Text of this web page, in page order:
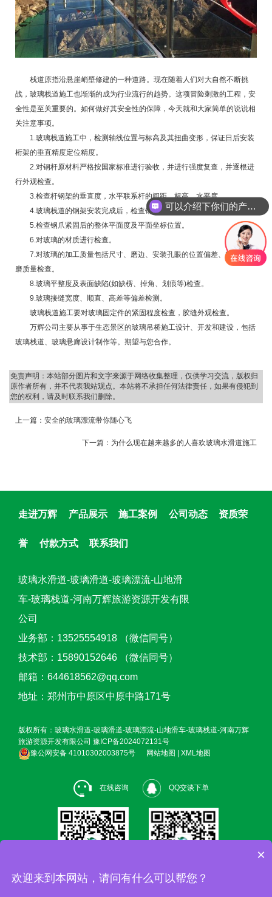
栈道原指沿悬崖峭壁修建的一种道路。现在随着人们对大自然不断挑
战，玻璃栈道施工也渐渐的成为行业流行的趋势。这项冒险刺激的工程，安
全性是至关重要的。如何做好其安全性的保障，今天就和大家简单的说说相
关注意事项。
1.玻璃栈道施工中，检测轴线位置与标高及其扭曲变形，保证日后安装
桁架的垂直精度定位精度。
2.对钢杆原材料严格按国家标准进行验收，并进行强度复查，并逐根进
行外观检查。
3.检查杆钢架的垂直度，水平联系杆的间距、标高、水平度。
4.玻璃栈道的钢架安装完成后，检查钢架整体平面度。
5.检查钢爪紧固后的整体平面度及平面坐标位置。
6.对玻璃的材质进行检查。
7.对玻璃的加工质量包括尺寸、磨边、安装孔眼的位置偏差、精度及研
磨质量检查。
8.玻璃平整度及表面缺陷(如缺楞、掉角、划痕等)检查。
9.玻璃接缝宽度、顺直、高差等偏差检测。
玻璃栈道施工要对玻璃固定件的紧固程度检查，胶缝外观检查。
万辉公司主要从事于生态景区的玻璃吊桥施工设计、开发和建设，包括
玻璃栈道、玻璃悬廊设计制作等。期望与您合作。
免责声明：本站部分图片和文字来源于网络收集整理，仅供学习交流，版权归
原作者所有，并不代表我站观点。本站将不承担任何法律责任，如果有侵犯到
您的权利，请及时联系我们删除。
上一篇： 安全的玻璃漂流带你随心飞
下一篇： 为什么现在越来越多的人喜欢玻璃水滑道施工
走进万辉 产品展示 施工案例 公司动态 资质荣
誉 付款方式 联系我们
玻璃水滑道-玻璃滑道-玻璃漂流-山地滑
车-玻璃栈道-河南万辉旅游资源开发有限
公司
业务部：13525554918 （微信同号）
技术部：15890152646 （微信同号）
邮箱：644618562@qq.com
地址：郑州市中原区中原中路171号
版权所有：玻璃水滑道-玻璃滑道-玻璃漂流-山地滑车-玻璃栈道-河南万辉
旅游资源开发有限公司 豫ICP备2024072131号
豫公网安备 41010302003875号
网站地图 | XML地图
在线咨询 QQ交谈下单
可以介绍下你们的产品么
你们是怎么收费的呢
×
欢迎来到本网站，请问有什么可以帮您？